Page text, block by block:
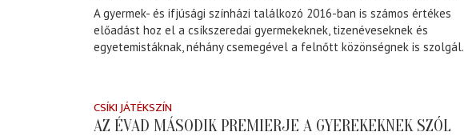
A gyermek- és ifjúsági színházi találkozó 2016-ban is számos értékes
előadást hoz el a csíkszeredai gyermekeknek, tizenéveseknek és
egyetemistáknak, néhány csemegével a felnőtt közönségnek is szolgál.
CSÍKI JÁTÉKSZÍN
AZ ÉVAD MÁSODIK PREMIERJE A GYEREKEKNEK SZÓL